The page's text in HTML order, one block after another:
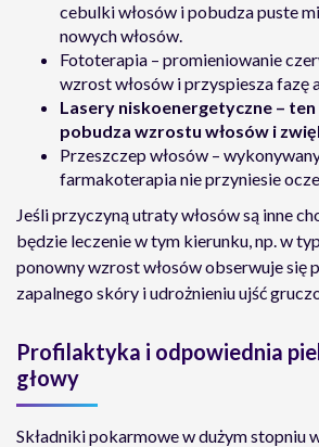
cebulki włosów i pobudza puste
nowych włosów.
Fototerapia – promieniowanie
wzrost włosów i przyspiesza fazę
Lasery niskoenergetyczne –
pobudza wzrostu włosów i
Przeszczep włosów –
farmakoterapia nie przyniesie
Jeśli przyczyną utraty włosów są inne
będzie leczenie w tym kierunku, np. w
ponowny wzrost włosów obserwuje się
zapalnego skóry i udrożnieniu ujść
Profilaktyka i odpowiednia
głowy
Składniki pokarmowe w dużym stopniu